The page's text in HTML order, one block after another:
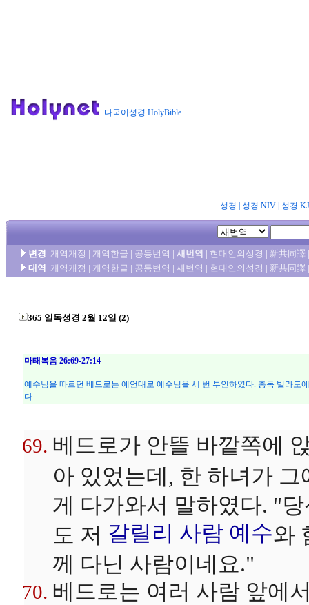
다국어성경 HolyBible
성경 성경 NIV| 성경
변경 개역개정 | 개역한글 | 공동번역 | 새번역 | 현대인의성경 | 新共同譯
대역
개역개정 | 개역한글 | 공동번역 | 새번역 | 현대인의성경 | 新共同譯
365 일독성경 2월 12일 (2)
마태복음 26:69-27:14
예수님을 따르던 베드로는 예언대로 예수님을 세 번 부인하였다. 총독 빌라
다.
베드로가 안뜰 바깥쪽에
아 있었는데, 한 하녀가 그
게 다가와서 말하였다. "당
도 저 갈릴리 사람 예수와
께 다닌 사람이네요."
베드로는 여러 사람 앞에